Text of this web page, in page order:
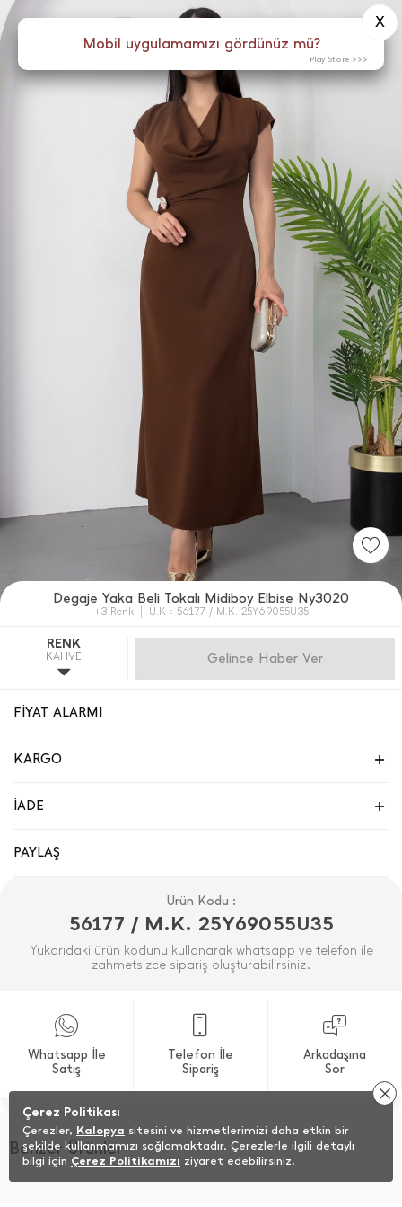
Menü
Degaje Yaka Beli Tokalı Midiboy Elbise Ny3020
+3 Renk Ü.K : 56177 / M.K. 25Y69055U35
RENK
KAHVE Gelince Haber Ver
FİYAT ALARMI
KARGO
İADE
PAYLAŞ
Ürün Kodu :
56177 / M.K. 25Y69055U35
Yukarıdaki ürün kodunu kullanarak whatsapp ve telefon ile
zahmetsizce sipariş oluşturabilirsiniz.
Whatsapp İle
Satış
Telefon İle
Sipariş
Arkadaşına
Sor
Benzer Ürünler
Çerez Politikası
Çerezler, Kalopya sitesini ve hizmetlerimizi daha etkin bir
şekilde kullanmamızı sağlamaktadır. Çerezlerle ilgili detaylı
bilgi için Çerez Politikamızı ziyaret edebilirsiniz.
Mobil uygulamamızı gördünüz mü?
X
Play Store >>>